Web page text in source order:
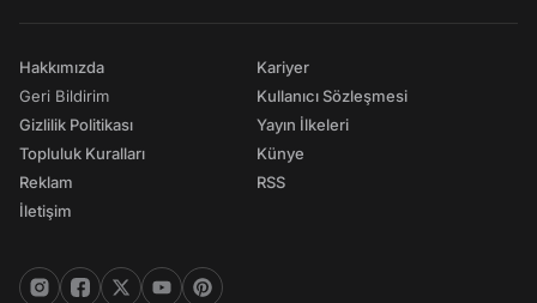
Hakkımızda
Geri Bildirim
Gizlilik Politikası
Topluluk Kuralları
Reklam
İletişim
Kariyer
Kullanıcı Sözleşmesi
Yayın İlkeleri
Künye
RSS